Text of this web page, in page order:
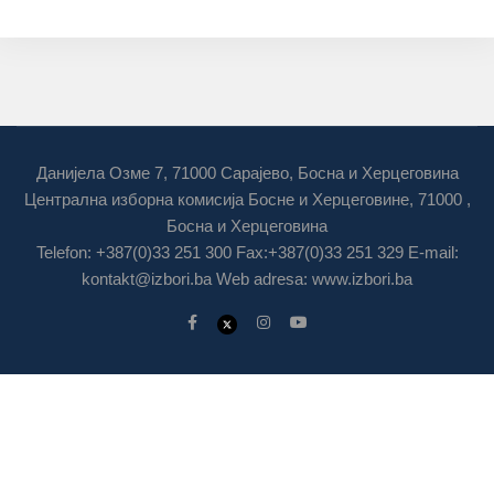
Данијела Озме 7, 71000 Сарајево, Босна и Херцеговина
Централна изборна комисија Босне и Херцеговине, 71000 ,
Босна и Херцеговина
Telefon: +387(0)33 251 300 Fax:+387(0)33 251 329 E-mail:
kontakt@izbori.ba Web adresa: www.izbori.ba